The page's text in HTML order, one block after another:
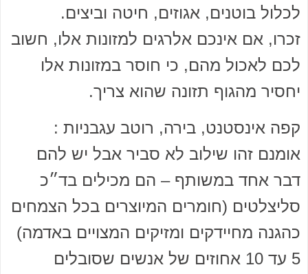
לכלול בוטנים, אגוזים, חיטה וביצים.
זכרו, אם אינכם אלרגים למזונות אלו, חשוב
לכם לאכול מהם, כי חוסר במזונות אלו
יחסיר מהגוף תזונה שהוא צריך.
קפה אינסטנט, בירה, רוטב עגבניות :
אומנם זהו שילוב לא סביר אבל יש להם
דבר אחד במשותף – הם מכילים בד״כ
סליצלטים (חומרים המיוצרים בכל הצמחים
כהגנה מחיידקים ומזיקים המצויים באדמה)
5 עד 10 אחוזים של אנשים שסובלים